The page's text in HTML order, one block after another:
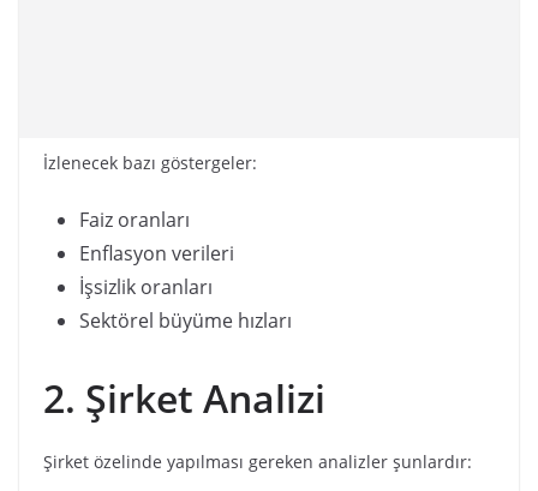
İzlenecek bazı göstergeler:
Faiz oranları
Enflasyon verileri
İşsizlik oranları
Sektörel büyüme hızları
2. Şirket Analizi
Şirket özelinde yapılması gereken analizler şunlardır: